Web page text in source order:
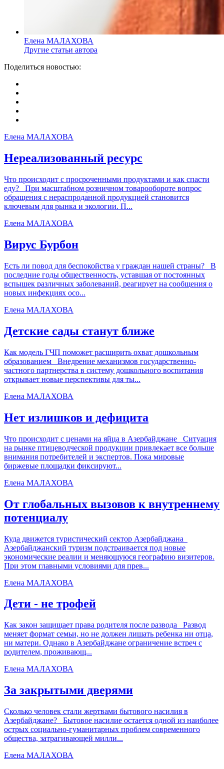
Елена МАЛАХОВА
Другие статьи автора
Поделиться новостью:
Елена МАЛАХОВА
Нереализованный ресурс
Что происходит с просроченными продуктами и как спасти
еду? При масштабном розничном товарообороте вопрос
обращения с нераспроданной продукцией становится
ключевым для рынка и экологии. П...
Елена МАЛАХОВА
Вирус Бурбон
Есть ли повод для беспокойства у граждан нашей страны? В
последние годы общественность, уставшая от постоянных
вспышек различных заболеваний, реагирует на сообщения о
новых инфекциях осо...
Елена МАЛАХОВА
Детские сады станут ближе
Как модель ГЧП поможет расширить охват дошкольным
образованием Внедрение механизмов государственно-
частного партнерства в систему дошкольного воспитания
открывает новые перспективы для ты...
Елена МАЛАХОВА
Нет излишков и дефицита
Что происходит с ценами на яйца в Азербайджане Ситуация
на рынке птицеводческой продукции привлекает все больше
внимания потребителей и экспертов. Пока мировые
биржевые площадки фиксируют...
Елена МАЛАХОВА
От глобальных вызовов к внутреннему
потенциалу
Куда движется туристический сектор Азербайджана
Азербайджанский туризм подстраивается под новые
экономические реалии и меняющуюся географию визитеров.
При этом главными условиями для прев...
Елена МАЛАХОВА
Дети - не трофей
Как закон защищает права родителя после развода Развод
меняет формат семьи, но не должен лишать ребенка ни отца,
ни матери. Однако в Азербайджане ограничение встреч с
родителем, проживающ...
Елена МАЛАХОВА
За закрытыми дверями
Сколько человек стали жертвами бытового насилия в
Азербайджане? Бытовое насилие остается одной из наиболее
острых социально-гуманитарных проблем современного
общества, затрагивающей милли...
Елена МАЛАХОВА